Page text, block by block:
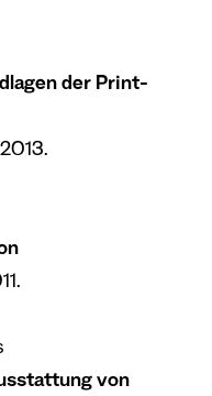
der Print-
von